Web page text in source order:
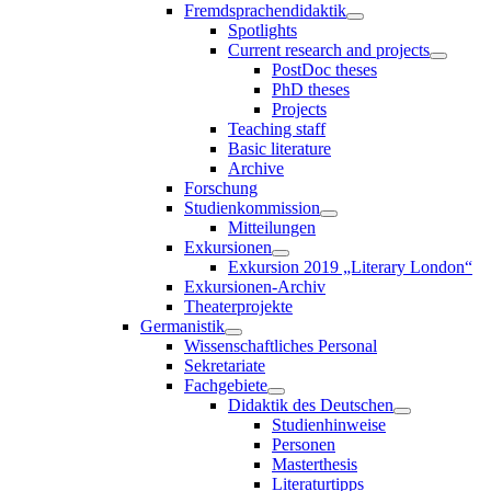
Fremdsprachendidaktik
Spotlights
Current research and projects
PostDoc theses
PhD theses
Projects
Teaching staff
Basic literature
Archive
Forschung
Studienkommission
Mitteilungen
Exkursionen
Exkursion 2019 „Literary London“
Exkursionen-Archiv
Theaterprojekte
Germanistik
Wissenschaftliches Personal
Sekretariate
Fachgebiete
Didaktik des Deutschen
Studienhinweise
Personen
Masterthesis
Literaturtipps